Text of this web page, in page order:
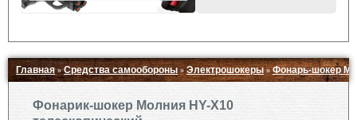
Главная»Средства самообороны »Электрошокеры»Фонарь-шокер
Фонарик-шокер Молния HY-X10